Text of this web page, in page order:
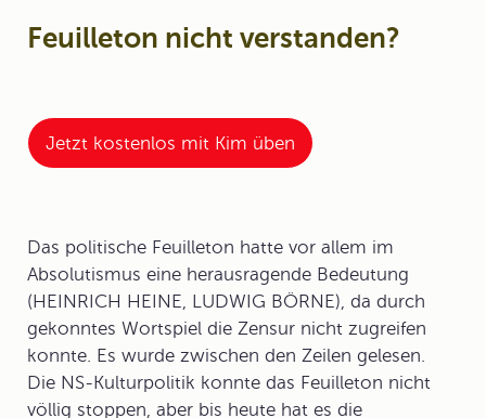
Feuilleton nicht verstanden?
Jetzt kostenlos mit Kim üben
Das politische Feuilleton hatte vor allem im
Absolutismus eine herausragende Bedeutung
(HEINRICH HEINE, LUDWIG BÖRNE), da durch
gekonntes Wortspiel die Zensur nicht zugreifen
konnte. Es wurde zwischen den Zeilen gelesen.
Die NS-Kulturpolitik konnte das Feuilleton nicht
völlig stoppen, aber bis heute hat es die